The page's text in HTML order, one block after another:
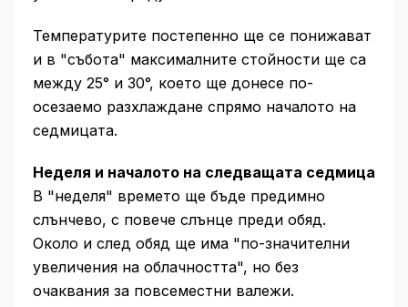
Температурите постепенно ще се понижават
и в "събота" максималните стойности ще са
между 25° и 30°, което ще донесе по-
осезаемо разхлаждане спрямо началото на
седмицата.
Неделя и началото на следващата седмица
В "неделя" времето ще бъде предимно
слънчево, с повече слънце преди обяд.
Около и след обяд ще има "по-значителни
увеличения на облачността", но без
очаквания за повсеместни валежи.